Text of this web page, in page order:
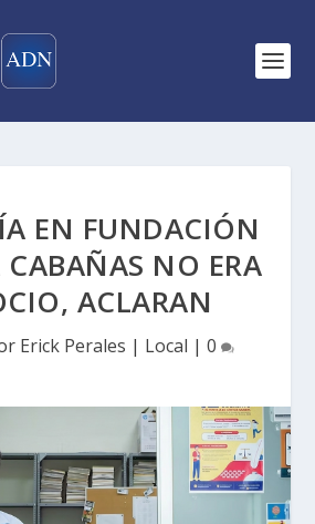
EN FUNDACIÓN
CABAÑAS NO ERA
ACLARAN
Erick Perales | Local | 0